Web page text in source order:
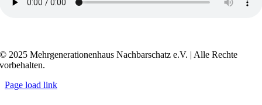
© 2025 Mehrgenerationenhaus Nachbarschatz e.V. | Alle Rechte
vorbehalten.
Page load link